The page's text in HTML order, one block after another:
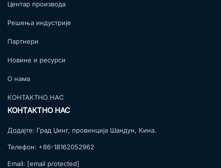
Центар производа
Решења индустрије
Партнери
Новине и ресурси
О нама
КОНТАКТНО НАС
КОНТАКТНО НАС
Додајте: Град Џинг, провинција Шандун, Кина.
Телефон: +86-18162052962
Email: [email protected]